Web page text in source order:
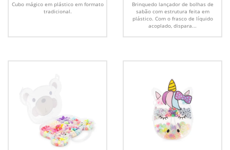
Cubo mágico em plástico em formato
tradicional.
Brinquedo lançador de bolhas de
sabão com estrutura feita em
plástico. Com o frasco de líquido
acoplado, dispara...